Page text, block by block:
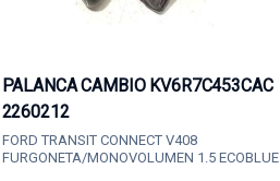
PALANCA CAMBIO KV6R7C453CAC
2260212
FORD TRANSIT CONNECT V408
FURGONETA/MONOVOLUMEN 1.5 ECOBLUE